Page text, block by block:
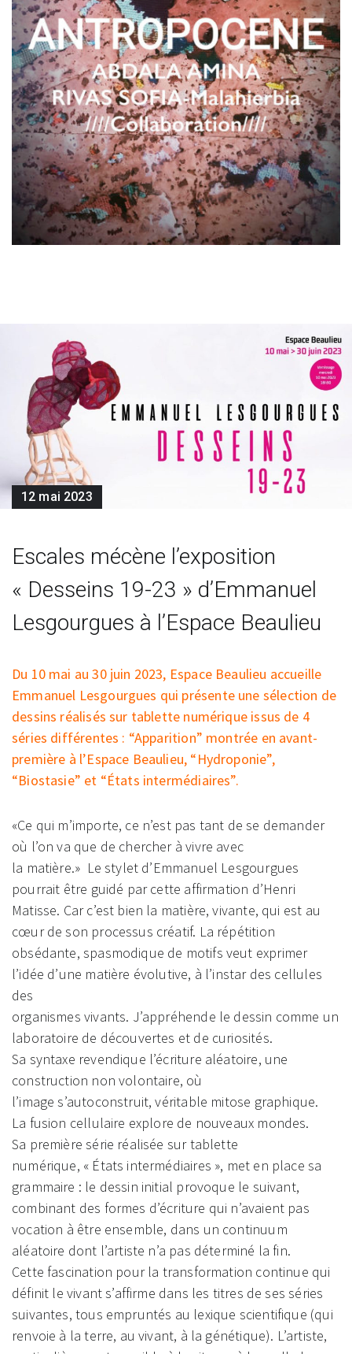
12 mai 2023
Escales mécène l’exposition
« Desseins 19-23 » d’Emmanuel
Lesgourgues à l’Espace Beaulieu
Du 10 mai au 30 juin 2023, Espace Beaulieu accueille
Emmanuel Lesgourgues qui présente une sélection de
dessins réalisés sur tablette numérique issus de 4
séries différentes : “Apparition” montrée en avant-
première à l’Espace Beaulieu, “Hydroponie”,
“Biostasie” et “États intermédiaires”.
«Ce qui m’importe, ce n’est pas tant de se demander
où l’on va que de chercher à vivre avec
la matière.» Le stylet d’Emmanuel Lesgourgues
pourrait être guidé par cette affirmation d’Henri
Matisse. Car c’est bien la matière, vivante, qui est au
cœur de son processus créatif. La répétition
obsédante, spasmodique de motifs veut exprimer
l’idée d’une matière évolutive, à l’instar des cellules
des
organismes vivants. J’appréhende le dessin comme un
laboratoire de découvertes et de curiosités.
Sa syntaxe revendique l’écriture aléatoire, une
construction non volontaire, où
l’image s’autoconstruit, véritable mitose graphique.
La fusion cellulaire explore de nouveaux mondes.
Sa première série réalisée sur tablette
numérique, « États intermédiaires », met en place sa
grammaire : le dessin initial provoque le suivant,
combinant des formes d’écriture qui n’avaient pas
vocation à être ensemble, dans un continuum
aléatoire dont l’artiste n’a pas déterminé la fin.
Cette fascination pour la transformation continue qui
définit le vivant s’affirme dans les titres de ses séries
suivantes, tous empruntés au lexique scientifique (qui
renvoie à la terre, au vivant, à la génétique). L’artiste,